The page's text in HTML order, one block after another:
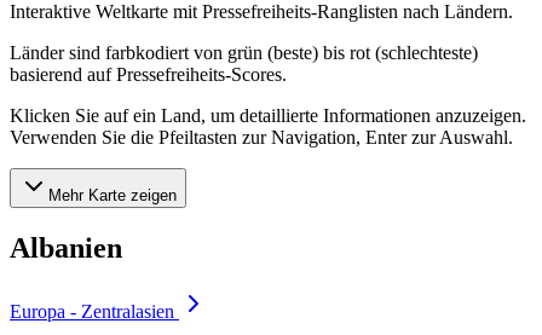
Interaktive Weltkarte mit Pressefreiheits-Ranglisten nach Ländern.
Länder sind farbkodiert von grün (beste) bis rot (schlechteste)
basierend auf Pressefreiheits-Scores.
Klicken Sie auf ein Land, um detaillierte Informationen anzuzeigen.
Verwenden Sie die Pfeiltasten zur Navigation, Enter zur Auswahl.
Mehr Karte zeigen
Albanien
Europa - Zentralasien